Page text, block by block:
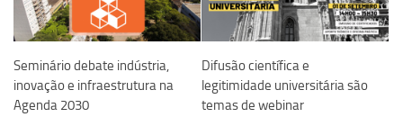
Seminário debate indústria,
inovação e infraestrutura na
Agenda 2030
Difusão científica e
legitimidade universitária são
temas de webinar